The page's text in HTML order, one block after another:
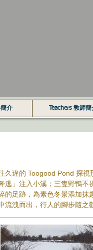
介 Teachers 教師簡
久違的 Toogood Pond 探
逃」注入小溪；三隻野鴨
的足跡，為素色冬景添加
流洩而出，行人的腳步隨之